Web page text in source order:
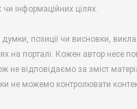
чи інформаційних цілях.
позиції чи висновки,
на порталі. Кожен автор несе
не відповідаємо за зміст
не можемо контролювати